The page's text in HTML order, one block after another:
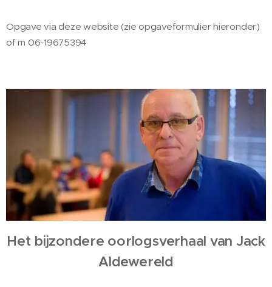
Opgave via deze website (zie opgaveformulier hieronder)
of m 06-19675394
Het bijzondere oorlogsverhaal van Jack
Aldewereld